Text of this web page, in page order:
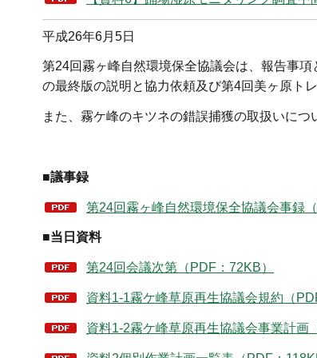
平成26年6月5日
第24回霧ヶ峰自然環境保全協議会は、報告事
の最終版の説明と協力依頼及び第4回美ヶ原ト
また、霧ケ峰のキツネの錯誤捕獲の取扱いにつ
■議事録
第24回霧ヶ峰自然環境保全協議会事録
■当日資料
第24回会議次第（PDF：72KB）
資料1-1霧ケ峰草原再生協議会規約（
資料1-2霧ケ峰草原再生協議会事業計画